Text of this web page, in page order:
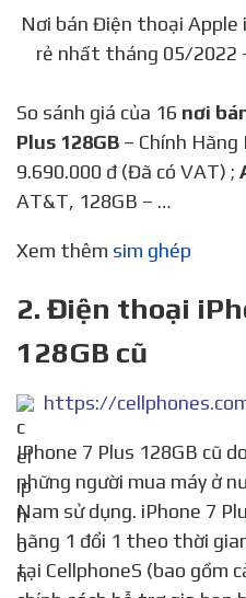
Nơi bán Điện thoại Apple
rẻ nhất tháng 05/2022
So sánh giá của 16 nơi
Plus 128GB – Chính
9.690.000 đ (Đã có VAT) ;
AT&T, 128GB – …
Xem thêm sim ghép
2. Điện thoại
128GB cũ
IPhone 7 Plus 128GB cũ do CellphoneS thu lại từ
những người mua máy ở
Nam sử dụng. iPhone 7
hãng 1 đổi 1 theo thời
tại CellphoneS (bao gồm